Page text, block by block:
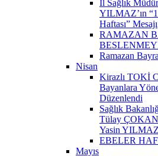
İl Sağlık
YILMAZ’ın
Haftası” Mesajı
RAMAZAN
Ramazan
Nisan
Kirazlı TOKİ
Bayanlara
Düzenlendi
Sağlık
Tülay ÇOKAN
Yasin
EBELER
Mayıs